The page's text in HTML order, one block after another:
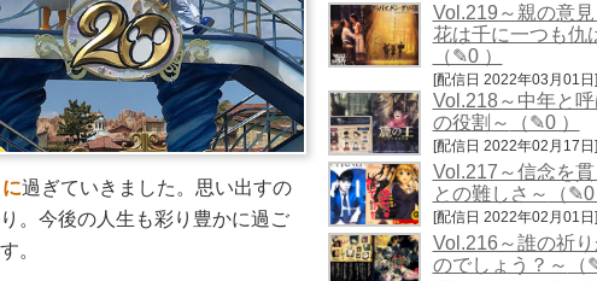
過ぎていきました。思い出すの
。今後の人生も彩り豊かに過ご
。
Vol.219～親の意
花は千に一つも仇
（✎0 ）
[配信日 2022年03月01日]
Vol.218～中年と呼
の役割～
（✎0 ）
[配信日 2022年02月17日]
Vol.217～信念を貫
との難しさ～
（✎0
[配信日 2022年02月01日]
Vol.216～誰の祈
のでしょう？～
（